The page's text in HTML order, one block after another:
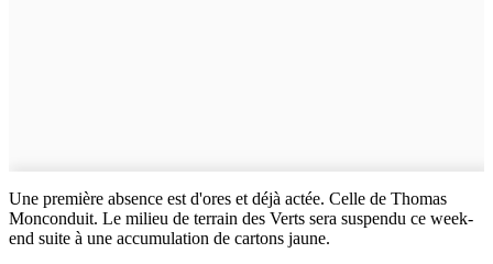
Une première absence est d'ores et déjà actée. Celle de Thomas
Monconduit. Le milieu de terrain des Verts sera suspendu ce week-
end suite à une accumulation de cartons jaune.